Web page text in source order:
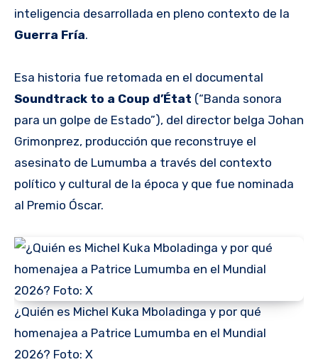
inteligencia desarrollada en pleno contexto de la
Guerra Fría.
Esa historia fue retomada en el documental
Soundtrack to a Coup d’État (“Banda sonora
para un golpe de Estado”), del director belga Johan
Grimonprez, producción que reconstruye el
asesinato de Lumumba a través del contexto
político y cultural de la época y que fue nominada
al Premio Óscar.
¿Quién es Michel Kuka Mboladinga y por qué
homenajea a Patrice Lumumba en el Mundial
2026? Foto: X